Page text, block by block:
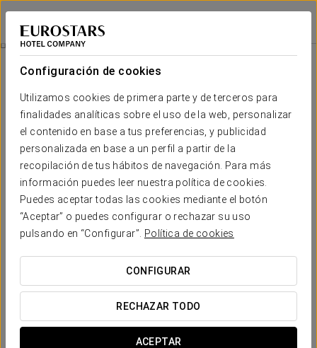
Configuración de cookies
Utilizamos cookies de primera parte y de terceros para
finalidades analíticas sobre el uso de la web, personalizar
el contenido en base a tus preferencias, y publicidad
personalizada en base a un perfil a partir de la
recopilación de tus hábitos de navegación. Para más
información puedes leer nuestra política de cookies.
Puedes aceptar todas las cookies mediante el botón
“Aceptar” o puedes configurar o rechazar su uso
pulsando en “Configurar”.
Política de cookies
CONFIGURAR
RECHAZAR TODO
ACEPTAR
Eurostars Magnificent Mile
CHICAGO
Restauración